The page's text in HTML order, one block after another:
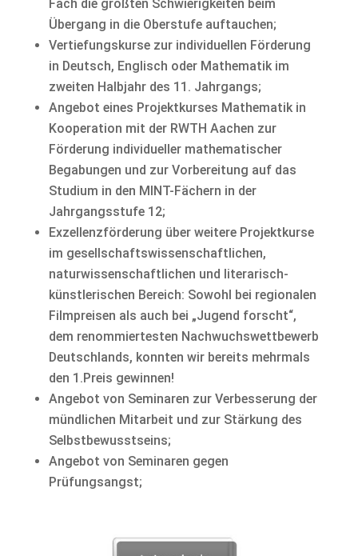
Fach die größten Schwierigkeiten beim
Übergang in die Oberstufe auftauchen;
Vertiefungskurse zur individuellen Förderung
in Deutsch, Englisch oder Mathematik im
zweiten Halbjahr des 11. Jahrgangs;
Angebot eines Projektkurses Mathematik in
Kooperation mit der RWTH Aachen zur
Förderung individueller mathematischer
Begabungen und zur Vorbereitung auf das
Studium in den MINT-Fächern in der
Jahrgangsstufe 12;
Exzellenzförderung über weitere Projektkurse
im gesellschaftswissenschaftlichen,
naturwissenschaftlichen und literarisch-
künstlerischen Bereich: Sowohl bei regionalen
Filmpreisen als auch bei „Jugend forscht“,
dem renommiertesten Nachwuchswettbewerb
Deutschlands, konnten wir bereits mehrmals
den 1.Preis gewinnen!
Angebot von Seminaren zur Verbesserung der
mündlichen Mitarbeit und zur Stärkung des
Selbstbewusstseins;
Angebot von Seminaren gegen
Prüfungsangst;